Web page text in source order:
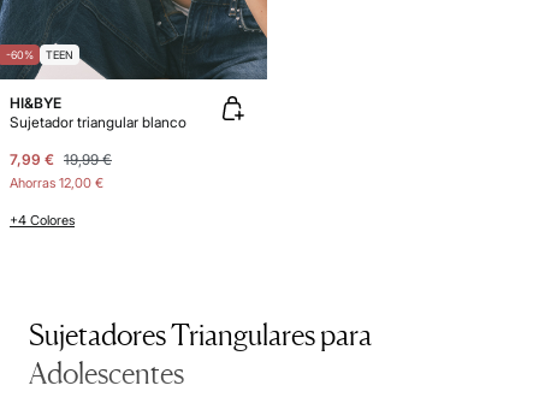
-60% TEEN
HI&BYE
Sujetador triangular blanco
7,99 € 19,99 €
Ahorras 12,00 €
+4 Colores
Sujetadores Triangulares para
Adolescentes